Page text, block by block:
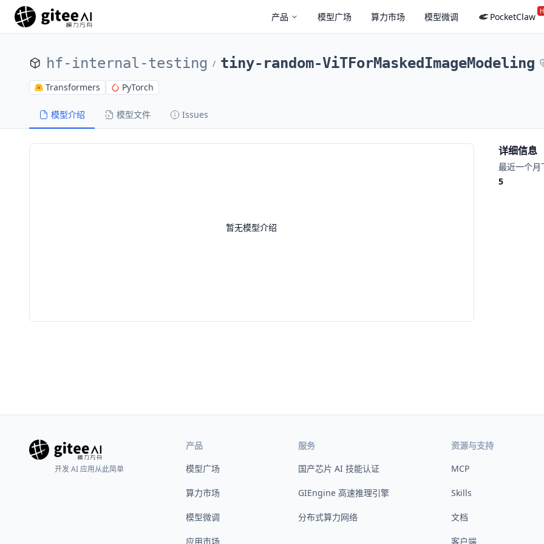
产品 模型广场 算力市场 模型微调 PocketClaw
hf-internal-testing / tiny-random-ViTForMaskedImageModeling
Transformers PyTorch
模型介绍 模型文件 Issues
暂无模型介绍
详细信息
最近一个月
5
开发 AI 应用从此简单
产品
模型广场
算力市场
模型微调
应用市场
服务
国产芯片 AI 技能认证
GIEngine 高速推理引擎
分布式算力网络
资源与支持
MCP
Skills
文档
客户端